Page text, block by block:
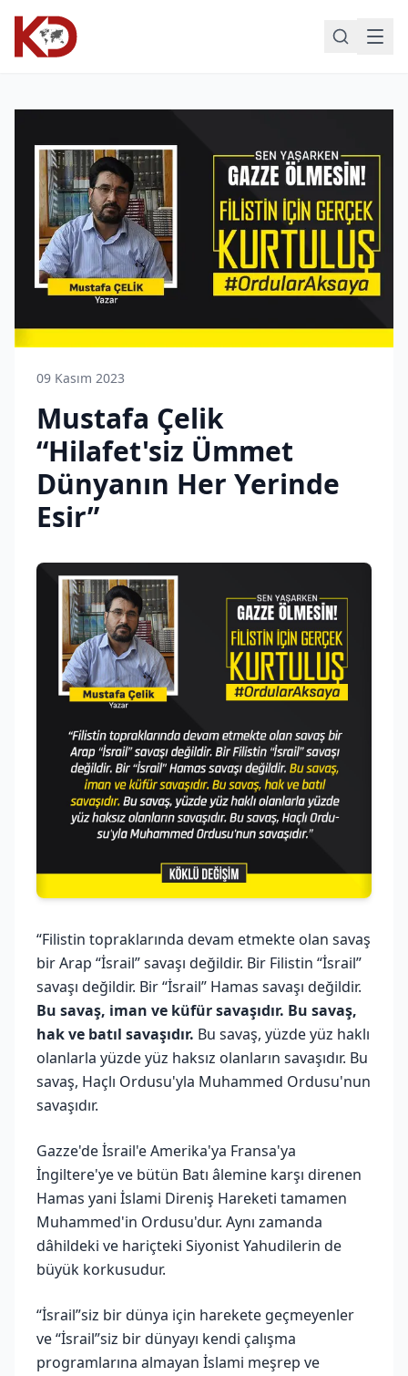
09 Kasım 2023
Mustafa Çelik
“Hilafet'siz Ümmet
Dünyanın Her Yerinde
Esir”
“Filistin topraklarında devam etmekte olan savaş
bir Arap “İsrail” savaşı değildir. Bir Filistin “İsrail”
savaşı değildir. Bir “İsrail” Hamas savaşı değildir.
Bu savaş, iman ve küfür savaşıdır. Bu savaş,
hak ve batıl savaşıdır. Bu savaş, yüzde yüz haklı
olanlarla yüzde yüz haksız olanların savaşıdır. Bu
savaş, Haçlı Ordusu'yla Muhammed Ordusu'nun
savaşıdır.
Gazze'de İsrail'e Amerika'ya Fransa'ya
İngiltere'ye ve bütün Batı âlemine karşı direnen
Hamas yani İslami Direniş Hareketi tamamen
Muhammed'in Ordusu'dur. Aynı zamanda
dâhildeki ve hariçteki Siyonist Yahudilerin de
büyük korkusudur.
“İsrail”siz bir dünya için harekete geçmeyenler
ve “İsrail”siz bir dünyayı kendi çalışma
programlarına almayan İslami meşrep ve